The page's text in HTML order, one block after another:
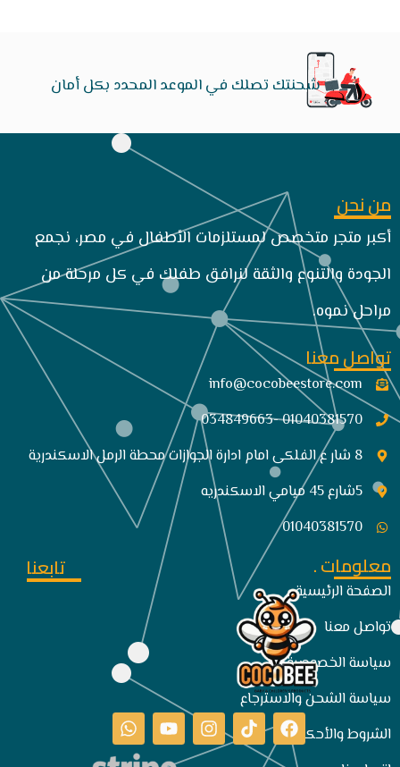
شحنتك تصلك في الموعد المحدد بكل أمان
من نحن
أكبر متجر متخصص لمستلزمات الأطفال في مصر، نجمع
الجودة والتنوع والثقة لنرافق طفلك في كل مرحلة من
مراحل نموه.
تواصل معنا
info@cocobeestore.com​
01040381570 -034849663
8 شار ع الفلكى امام ادارة الجوازات محطة الرمل الاسكندرية
5شارع 45 ميامي الاسكندريه
01040381570
معلومات .
الصفحة الرئيسية
تواصل معنا
سياسة الخصوصية
سياسة الشحن والاسترجاع
الشروط والأحكام
تابعنا